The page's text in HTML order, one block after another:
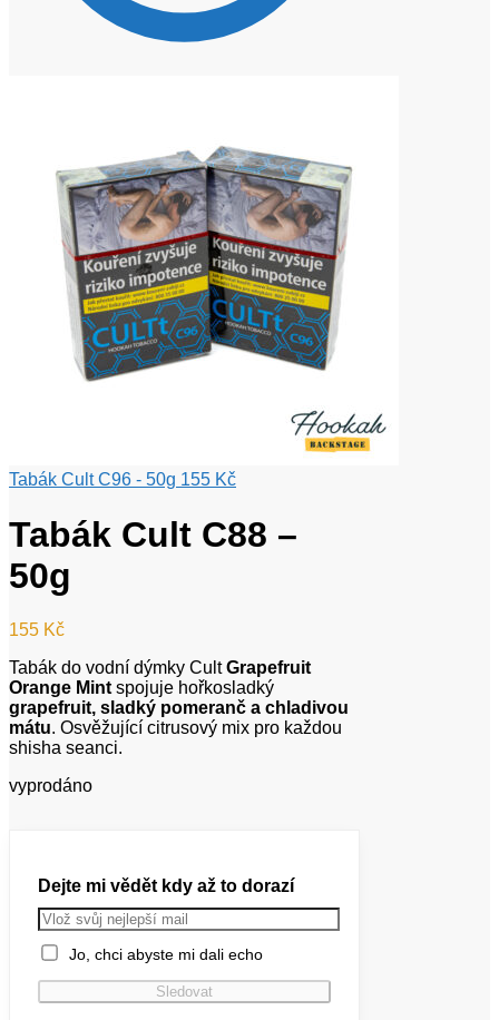
Tabák Cult C96 - 50g 155 Kč
Tabák Cult C88 –
50g
155 Kč
Tabák do vodní dýmky CultGrapefruit
Orange Mint spojuje hořkosladký
grapefruit, sladký pomeranč a chladivou
mátu. Osvěžující citrusový mix pro každou
shisha seanci.
vyprodáno
Dejte mi vědět kdy až to dorazí
Jo, chci abyste mi dali echo